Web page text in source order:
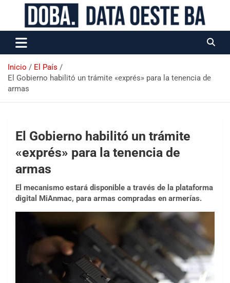
Data Oeste BA
Inicio
El País
El Gobierno habilitó un trámite «exprés» para la tenencia de
armas
El Gobierno habilitó un trámite
«exprés» para la tenencia de
armas
El mecanismo estará disponible a través de la plataforma
digital MiAnmac, para armas compradas en armerías.